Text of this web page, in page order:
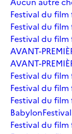
Festival du film
Festival du
Festival du
AVANT-
AVANT-
Festival du
Festival du film
Festival du film
Babylon
Festival du film